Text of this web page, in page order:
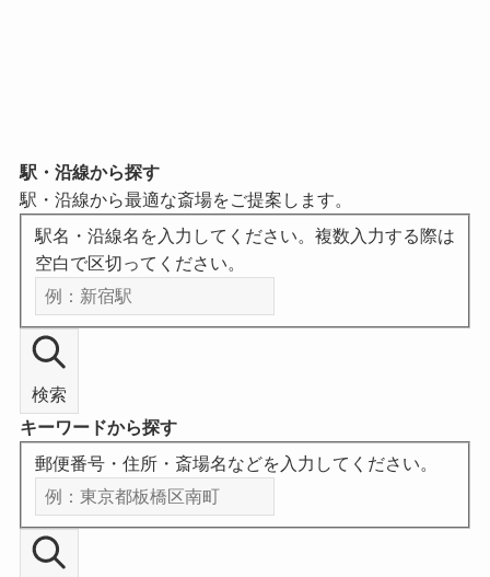
駅・沿線から探す
駅・沿線から最適な斎場をご提案します。
駅名・沿線名を入力してください。複数入力する際は
空白で区切ってください。
検索
キーワードから探す
郵便番号・住所・斎場名などを入力してください。